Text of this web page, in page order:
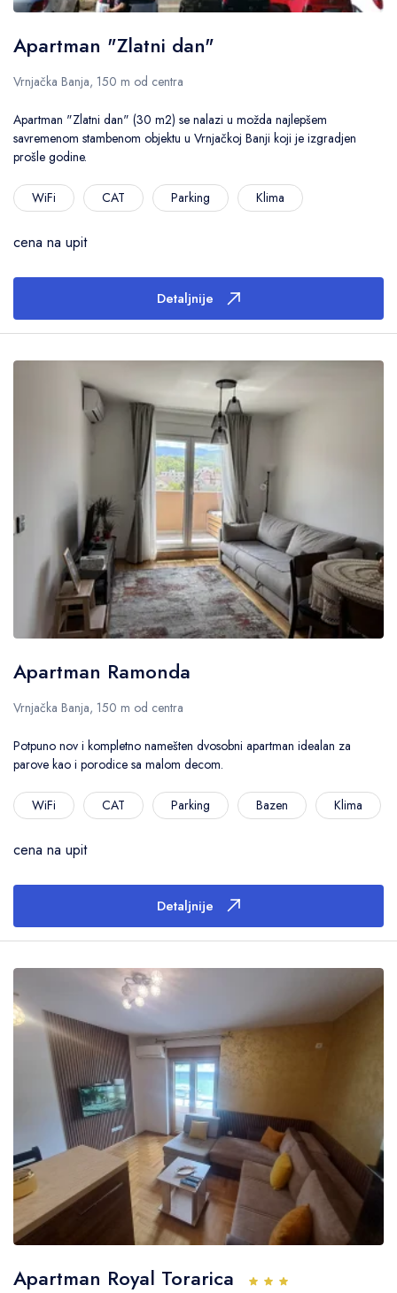
Apartman "Zlatni dan"
Vrnjačka Banja, 150 m od centra
Apartman "Zlatni dan" (30 m2) se nalazi u možda najlepšem
savremenom stambenom objektu u Vrnjačkoj Banji koji je izgradjen
prošle godine.
WiFi CAT Parking Klima
cena na upit
Detaljnije
Apartman Ramonda
Vrnjačka Banja, 150 m od centra
Potpuno nov i kompletno namešten dvosobni apartman idealan za
parove kao i porodice sa malom decom.
WiFi CAT Parking Bazen Klima
cena na upit
Detaljnije
Apartman Royal Torarica